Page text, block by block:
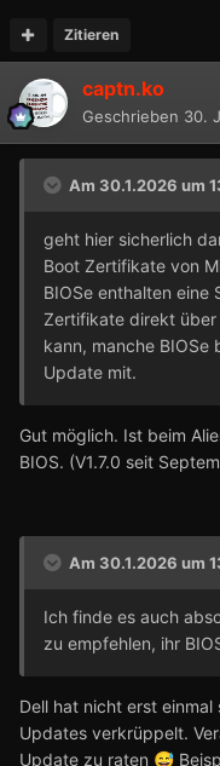
Zitieren
captn.ko
Geschrieben 30.
Am 30.1.2026 um
geht hier sicherlich
Boot Zertifikate von
BIOSe enthalten eine
Zertifikate direkt über
kann, manche BIOSe
Update mit.
Gut möglich. Ist beim
BIOS. (V1.7.0 seit
Am 30.1.2026 um
Ich finde es auch
zu empfehlen, ihr
Dell hat nicht erst einmal
Updates verkrüppelt.
Update zu raten 😅